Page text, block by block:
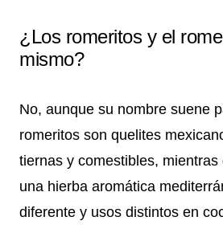
¿Los romeritos y el
mismo?
No, aunque su nombre suene
romeritos son quelites
tiernas y comestibles,
una hierba aromática
diferente y usos distintos en